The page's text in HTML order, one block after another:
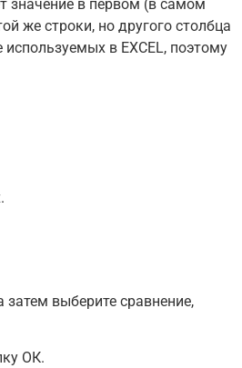
значение в первом (в самом
же строки, но другого столбца
в EXCEL, поэтому
выберите сравнение,
ОК.